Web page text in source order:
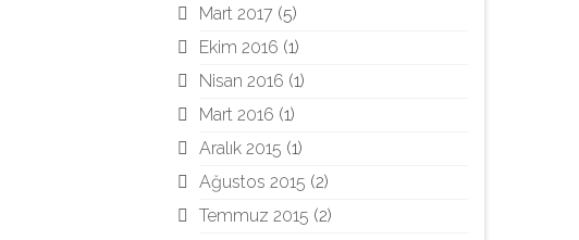
Mart 2017 (5)
Ekim 2016 (1)
Nisan 2016 (1)
Mart 2016 (1)
Aralık 2015 (1)
Ağustos 2015 (2)
Temmuz 2015 (2)